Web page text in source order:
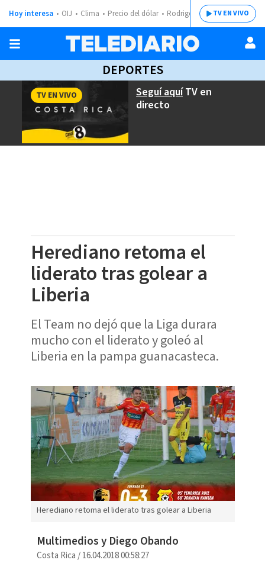
Hoy interesa OIJ Clima Precio del dólar Rodrigo ChavesTV EN VIVO
DEPORTES
Seguí aquíTV en
directo
TV EN VIVO
Herediano retoma el
liderato tras golear a
Liberia
El Team no dejó que la Liga durara
mucho con el liderato y goleó al
Liberia en la pampa guanacasteca.
Herediano retoma el liderato tras golear a Liberia
Multimedios y Diego Obando
Costa Rica /16.04.2018 00:58:27